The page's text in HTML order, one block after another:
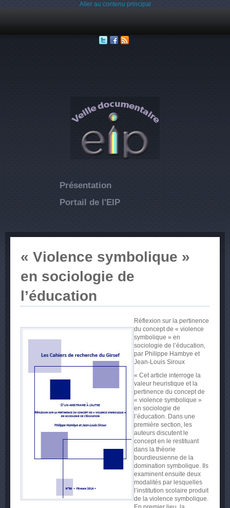
Aller au contenu principal
Présentation
Portail de l'EIP
« Violence symbolique »
en sociologie de
l’éducation
Réflexion sur la pertinence
du concept de « violence
symbolique » en
sociologie de l’éducation,
par Philippe Hambye et
Jean-Louis Siroux
« Cet article interroge la
valeur heuristique et la
pertinence du concept de
« violence symbolique »
en sociologie de
l’éducation. Dans une
première section, les
auteurs discutent le
concept en le restituant
dans la théorie
bourdieusienne de la
domination symbolique. Ils
examinent ensuite deux
modalités par lesquelles
l’institution scolaire produit
de la violence symbolique.